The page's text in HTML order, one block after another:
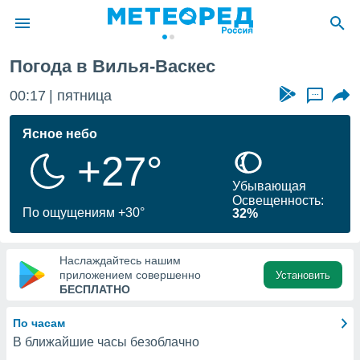
о
Вы можете
к этому
доступ
Погода в Вилья-Васкес
00:17 пятница ...
Ясное небо
+27°
По ощущениям +30°
Убывающая
Освещенность:
32%
Наслаждайтесь нашим
приложением совершенно
БЕСПЛАТНО
Установить
По часам
В ближайшие часы безоблачно